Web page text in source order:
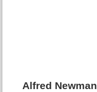
Alfred Newman